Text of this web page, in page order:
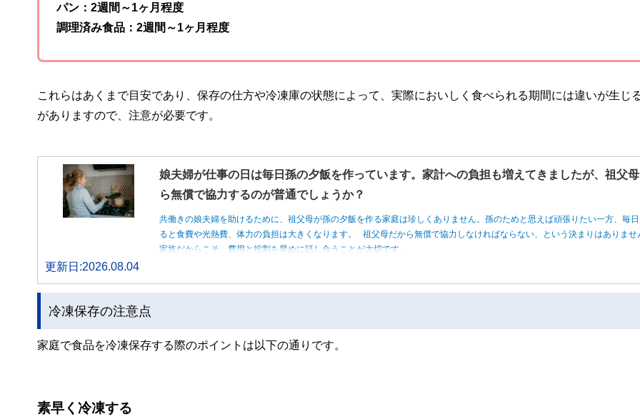
パン：2週間～1ヶ月程度
調理済み食品：2週間～1ヶ月程度
これらはあくまで目安であり、保存の仕方や冷凍庫の状態によって、実際においしく食べられる期間には違いが生じ
がありますので、注意が必要です。
娘夫婦が仕事の日は毎日孫の夕飯を作っています。家計への負担も増えてきましたが、祖父
ら無償で協力するのが普通でしょうか？
共働きの娘夫婦を助けるために、祖父母が孫の夕飯を作る家庭は珍しくありません。孫のためと思えば頑張りたい一方、毎日
ると食費や光熱費、体力の負担は大きくなります。 祖父母だから無償で協力しなければならない、という決まりはありませ
家族だからこそ、費用と役割を早めに話し合うことが大切です。
更新日:2026.08.04
冷凍保存の注意点
家庭で食品を冷凍保存する際のポイントは以下の通りです。
素早く冷凍する